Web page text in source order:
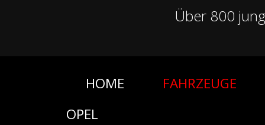
Über 800
HOME
FAHRZEUGE
OPEL